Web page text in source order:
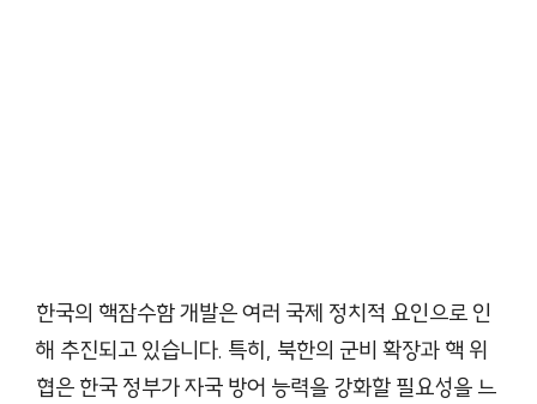
한국의 핵잠수함 개발은 여러 국제 정치적 요인으로 인
해 추진되고 있습니다. 특히, 북한의 군비 확장과 핵 위
협은 한국 정부가 자국 방어 능력을 강화할 필요성을 느